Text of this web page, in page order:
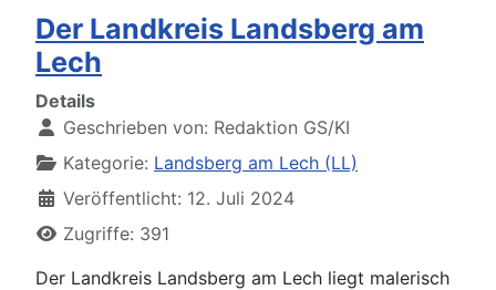
Der Landkreis Landsberg am
Lech
Details
Geschrieben von: Redaktion GS/KI
Kategorie: Landsberg am Lech (LL)
Veröffentlicht: 12. Juli 2024
Zugriffe: 391
Der Landkreis Landsberg am Lech liegt malerisch